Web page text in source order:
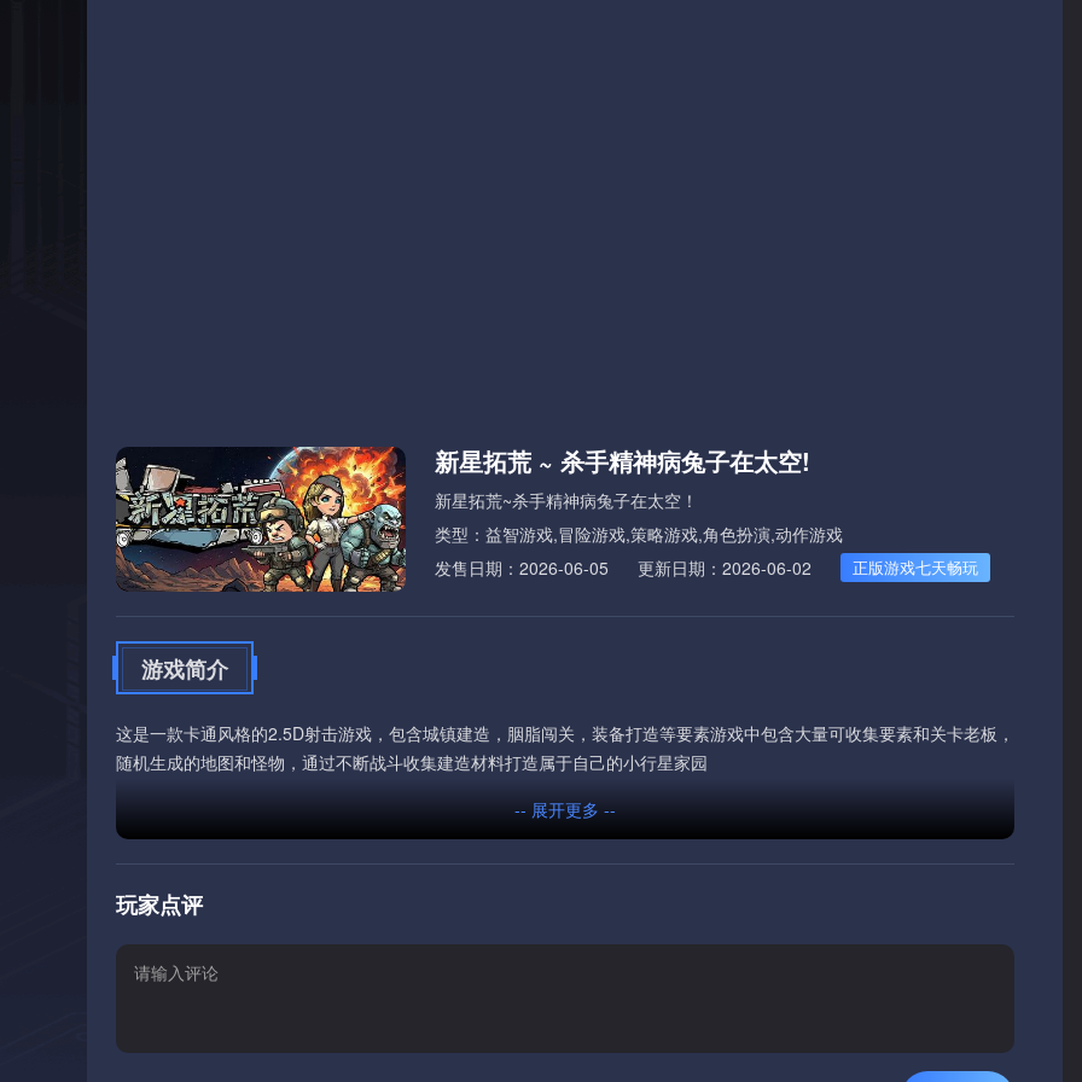
新星拓荒 ~ 杀手精神病兔子在太空!
新星拓荒~杀手精神病兔子在太空！
类型：益智游戏,冒险游戏,策略游戏,角色扮演,动作游戏
发售日期：2026-06-05
更新日期：2026-06-02 正版游戏七天畅玩
游戏简介
这是一款卡通风格的2.5D射击游戏，包含城镇建造，胭脂闯关，装备打造等要素游戏中包含大量可收集要素和关卡老板，
随机生成的地图和怪物，通过不断战斗收集建造材料打造属于自己的小行星家园
-- 展开更多 --
玩家点评